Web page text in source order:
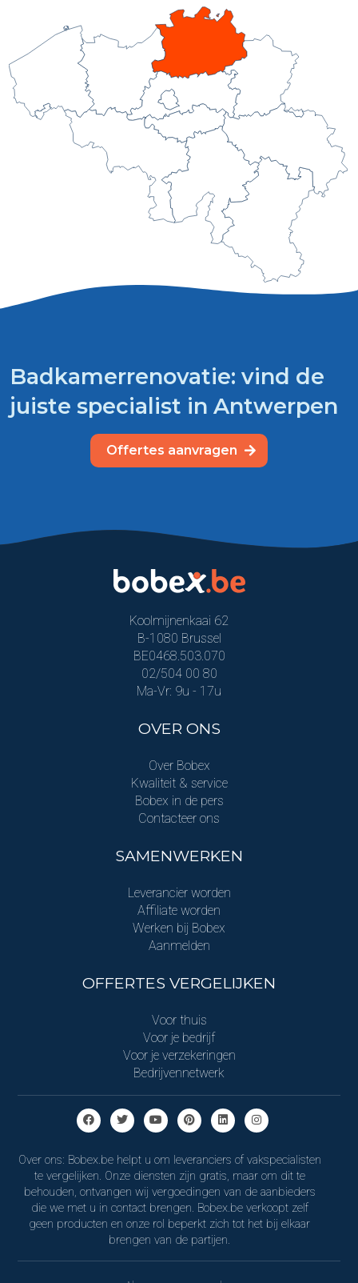
Badkamerrenovatie: vind de
juiste specialist in Antwerpen
Offertes aanvragen
Koolmijnenkaai 62
B-1080 Brussel
BE0468.503.070
02/504 00 80
Ma-Vr: 9u - 17u
OVER ONS
Over Bobex
Kwaliteit & service
Bobex in de pers
Contacteer ons
SAMENWERKEN
Leverancier worden
Affiliate worden
Werken bij Bobex
Aanmelden
OFFERTES VERGELIJKEN
Voor thuis
Voor je bedrijf
Voor je verzekeringen
Bedrijvennetwerk
Over ons: Bobex.be helpt u om leveranciers of vakspecialisten
te vergelijken. Onze diensten zijn gratis, maar om dit te
behouden, ontvangen wij vergoedingen van de aanbieders
die we met u in contact brengen. Bobex.be verkoopt zelf
geen producten en onze rol beperkt zich tot het bij elkaar
brengen van de partijen.